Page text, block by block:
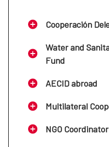
Cooperación
Water and
Fund
AECID abroad
Multilateral
NGO Coordinator